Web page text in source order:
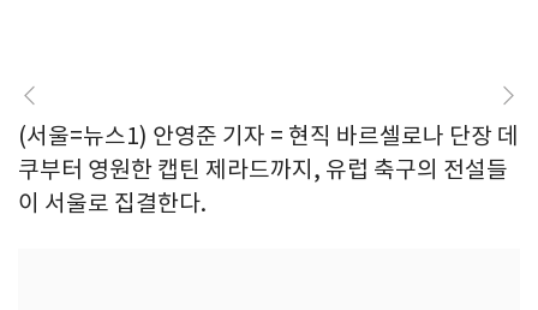
(서울=뉴스1) 안영준 기자 = 현직 바르셀로나 단장 데
쿠부터 영원한 캡틴 제라드까지, 유럽 축구의 전설들
이 서울로 집결한다.